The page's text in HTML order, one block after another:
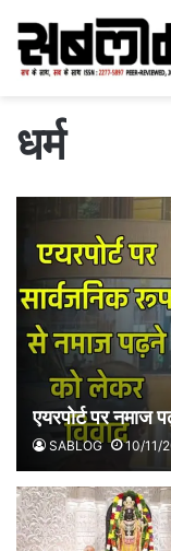
धर्म
एयरपोर्ट पर
SABLOG 10/11/